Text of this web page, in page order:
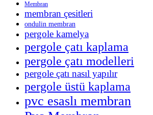
Membran
membran çesitleri
ondulin membran
pergole kamelya
pergole çatı kaplama
pergole çatı modelleri
pergole çatı nasıl yapılır
pergole üstü kaplama
pvc esaslı membran